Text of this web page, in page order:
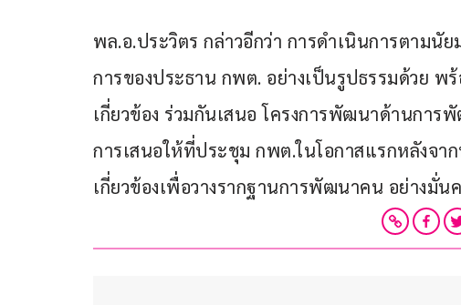
พล.อ.ประวิตร กล่าวอีกว่า การดำเนินการตามนัย
การของประธาน กพต. อย่างเป็นรูปธรรมด้วย ​พ
เกี่ยวข้อง ร่วมกันเสนอ โครงการพัฒนาด้านกา
การเสนอให้ที่ประชุม กพต.ในโอกาสแรกหลังจ
เกี่ยวข้องเพื่อวางรากฐานการพัฒนาคน อย่างมั่น